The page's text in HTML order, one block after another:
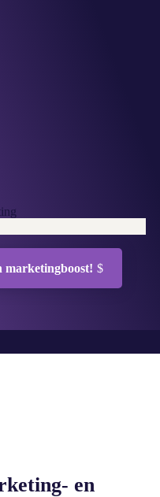
marketingboost!
en